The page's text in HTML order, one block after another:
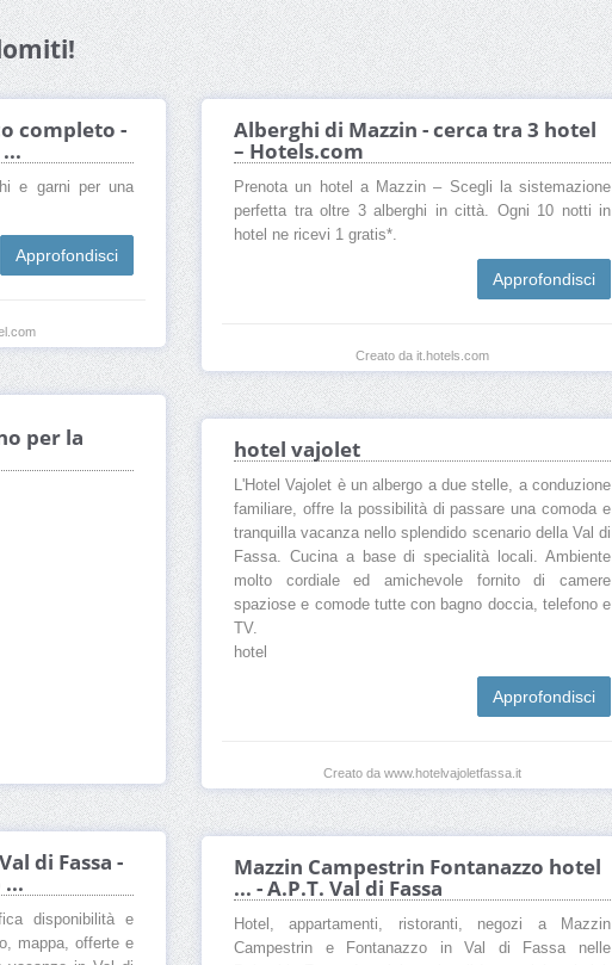
completo -
e garni per una
Approfondisci
Alberghi di Mazzin - cerca tra 3 hotel
– Hotels.com
Prenota un hotel a Mazzin – Scegli la sistemazione
perfetta tra oltre 3 alberghi in città. Ogni 10 notti in
hotel ne ricevi 1 gratis*.
Approfondisci
Creato da it.hotels.com
per la hotel vajolet
L'Hotel Vajolet è un albergo a due stelle, a conduzione
familiare, offre la possibilità di passare una comoda e
tranquilla vacanza nello splendido scenario della Val di
Fassa. Cucina a base di specialità locali. Ambiente
molto cordiale ed amichevole fornito di camere
spaziose e comode tutte con bagno doccia, telefono e
TV.
hotel
Approfondisci
Creato da www.hotelvajoletfassa.it
di Fassa -
disponibilità e
mappa, offerte e
Mazzin Campestrin Fontanazzo hotel
... - A.P.T. Val di Fassa
Hotel, appartamenti, ristoranti, negozi a Mazzin
Campestrin e Fontanazzo in Val di Fassa nelle